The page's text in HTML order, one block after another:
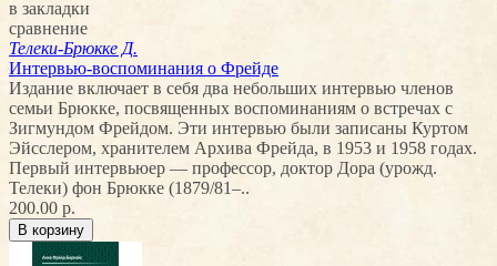
в закладки
сравнение
Телеки-Брюкке Д.
Интервью-воспоминания о Фрейде
Издание включает в себя два небольших интервью членов
семьи Брюкке, посвященных воспоминаниям о встречах с
Зигмундом Фрейдом. Эти интервью были записаны Куртом
Эйсслером, хранителем Архива Фрейда, в 1953 и 1958 годах.
Первый интервьюер — профессор, доктор Дора (урожд.
Телеки) фон Брюкке (1879/81–..
200.00 р.